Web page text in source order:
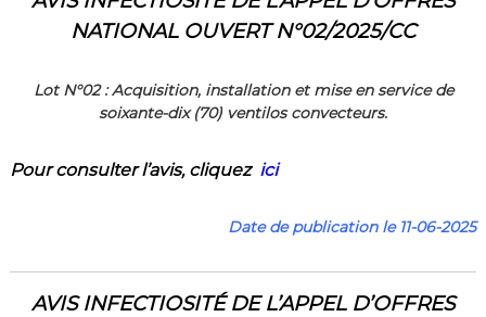
NATIONAL OUVERT N°02/2025/CC
Lot N°02 :Acquisition, installation et mise en service de
soixante-dix (70) ventilos convecteurs.
Pour consulter l’avis, cliquez ici
Date de publication le 11-06-2025
AVISINFECTIOSITÉDE L’APPEL D’OFFRES